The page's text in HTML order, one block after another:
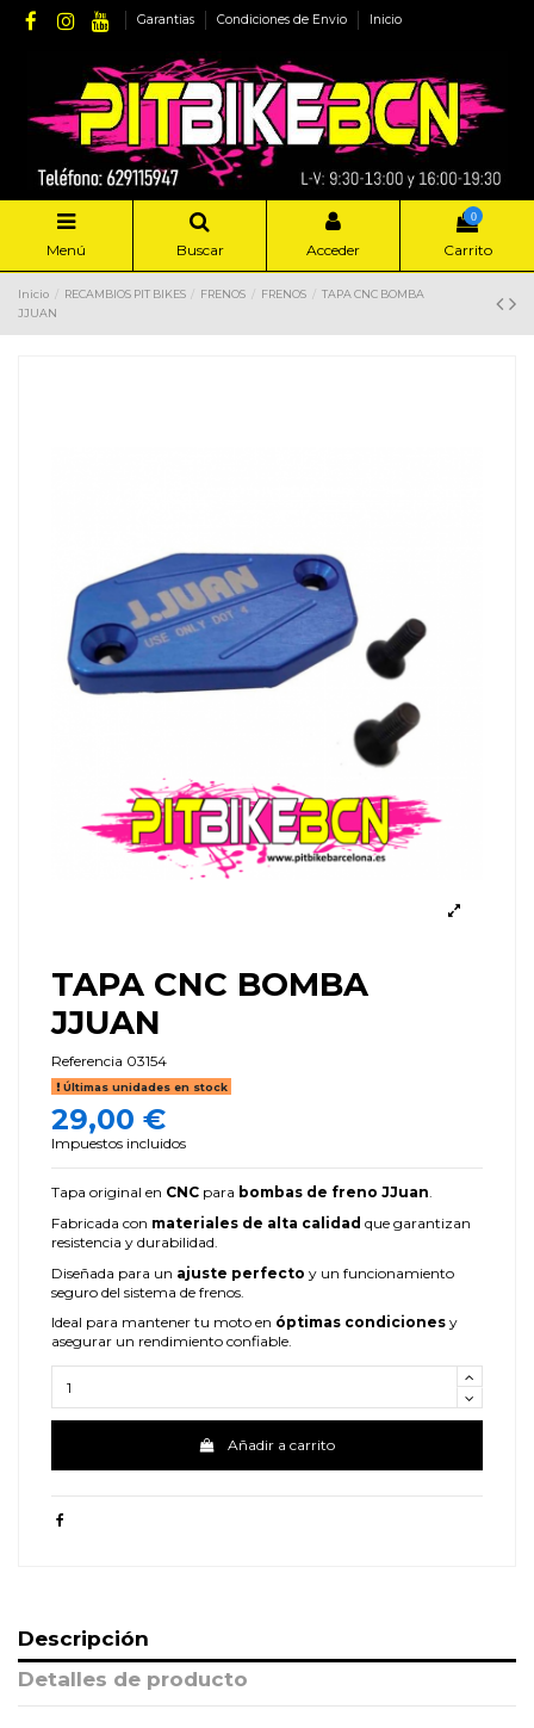
Garantias Condiciones de Envio Inicio
Menú Buscar Acceder
0
Carrito
Inicio RECAMBIOS PIT BIKES FRENOS FRENOS
TAPA CNC BOMBA
JJUAN
TAPA CNC BOMBA
JJUAN
Referencia 03154
Últimas unidades en stock
29,00 €
Impuestos incluidos
Tapa original en CNC para bombas de freno JJuan.
Fabricada con materiales de alta calidad que garantizan
resistencia y durabilidad.
Diseñada para un ajuste perfecto y un funcionamiento
seguro del sistema de frenos.
Ideal para mantener tu moto en óptimas condiciones y
asegurar un rendimiento confiable.
Añadir a carrito
Descripción
Detalles de producto